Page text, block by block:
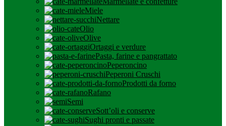
Miele
Nettare
Olio
Olive
Ortaggi e verdure
Pasta, farine e pangrattato
Peperoncino
Peperoni Cruschi
Prodotti da forno
Rafano
Semi
Sott’oli e conserve
Sughi pronti e passate